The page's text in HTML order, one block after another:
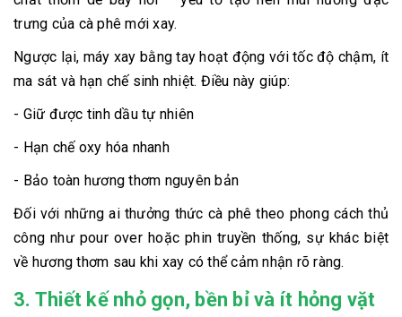
trưng của cà phê mới xay.
Ngược lại, máy xay bằng tay hoạt động với tốc độ chậm, ít
ma sát và hạn chế sinh nhiệt. Điều này giúp:
- Giữ được tinh dầu tự nhiên
- Hạn chế oxy hóa nhanh
- Bảo toàn hương thơm nguyên bản
Đối với những ai thưởng thức cà phê theo phong cách thủ
công như pour over hoặc phin truyền thống, sự khác biệt
về hương thơm sau khi xay có thể cảm nhận rõ ràng.
3. Thiết kế nhỏ gọn, bền bỉ và ít hỏng vặt